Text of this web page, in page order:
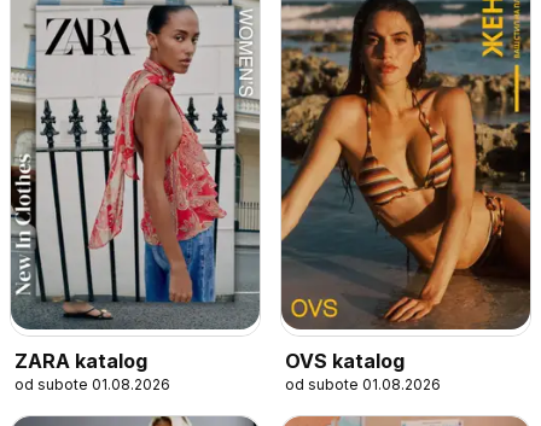
ZARA katalog
od subote 01.08.2026
OVS katalog
od subote 01.08.2026